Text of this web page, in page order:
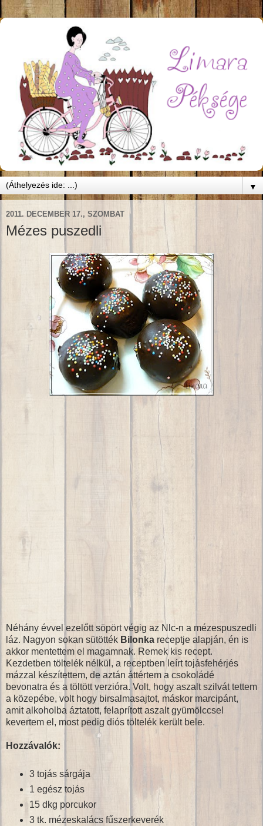
▼
2011. DECEMBER 17., SZOMBAT
Mézes puszedli
Néhány évvel ezelőtt söpört végig az Nlc-n a mézespuszedli
láz. Nagyon sokan sütötték Bilonka receptje alapján, én is
akkor mentettem el magamnak. Remek kis recept.
Kezdetben töltelék nélkül, a receptben leírt tojásfehérjés
mázzal készítettem, de aztán áttértem a csokoládé
bevonatra és a töltött verzióra. Volt, hogy aszalt szilvát tettem
a közepébe, volt hogy birsalmasajtot, máskor marcipánt,
amit alkoholba áztatott, felaprított aszalt gyümölccsel
kevertem el, most pedig diós töltelék került bele.
Hozzávalók:
3 tojás sárgája
1 egész tojás
15 dkg porcukor
3 tk. mézeskalács fűszerkeverék